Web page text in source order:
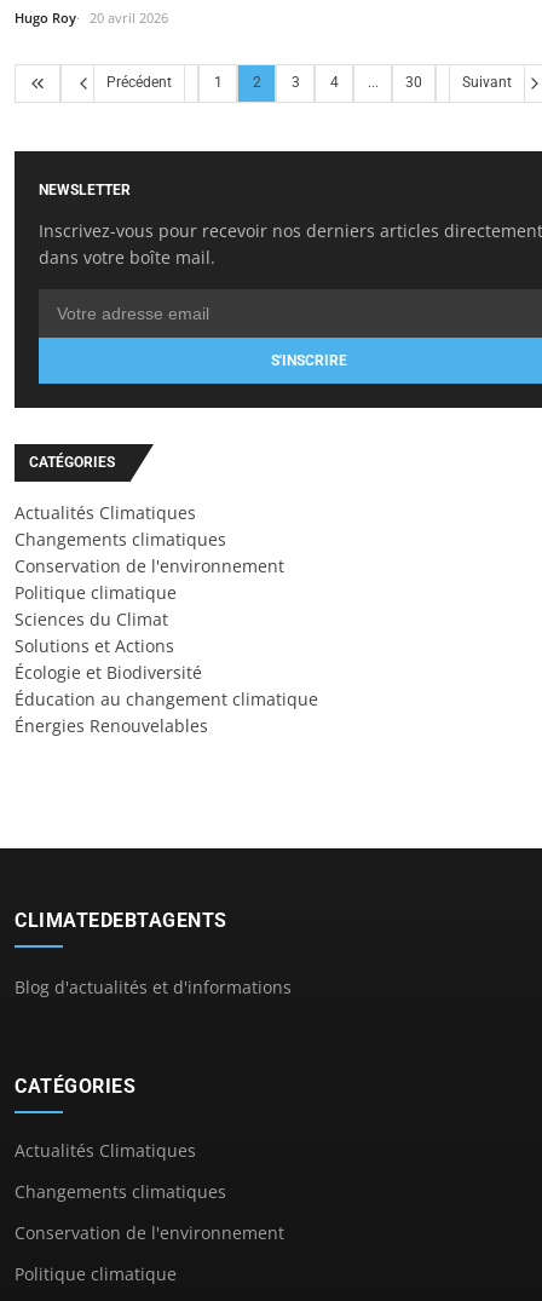
Hugo Roy 20 avril 2026
Précédent 1 2 3 4 ... 30 Suivant
NEWSLETTER
Inscrivez-vous pour recevoir nos derniers articles directement
dans votre boîte mail.
S'INSCRIRE
CATÉGORIES
Actualités Climatiques
Changements climatiques
Conservation de l'environnement
Politique climatique
Sciences du Climat
Solutions et Actions
Écologie et Biodiversité
Éducation au changement climatique
Énergies Renouvelables
CLIMATEDEBTAGENTS
Blog d'actualités et d'informations
CATÉGORIES
Actualités Climatiques
Changements climatiques
Conservation de l'environnement
Politique climatique